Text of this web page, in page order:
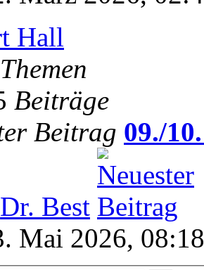
Hall
Themen
Beiträge
Beitrag 09./
Dr. Best
Mai 2026, 08:18